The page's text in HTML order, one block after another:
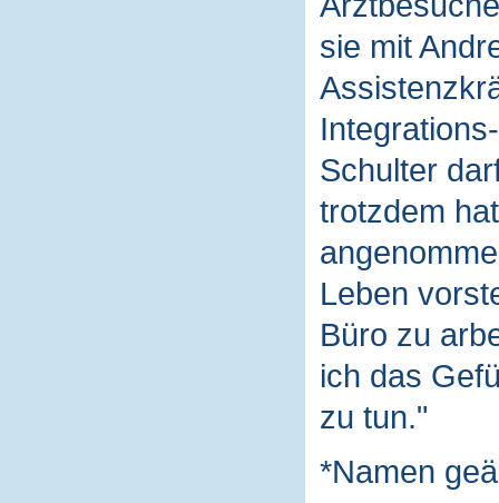
sie mit
Schulter
trotzdem
Leben
Büro zu
ich das
zu tun."
*Namen